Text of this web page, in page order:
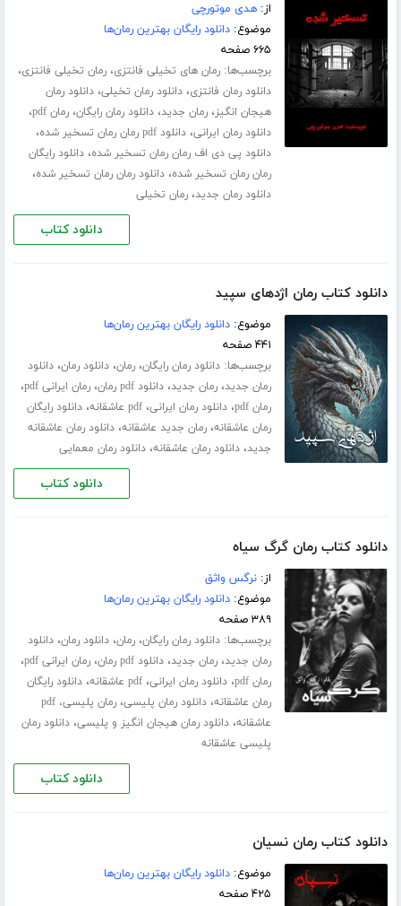
از:هدی موتورچی
موضوع:دانلود رایگان بهترین رمان‌ها
۶۶۵ صفحه
برچسب‌ها:رمان های تخیلی فانتزی،رمان تخیلی فانتزی،
دانلود رمان فانتزی،دانلود رمان تخیلی،دانلود رمان
هیجان انگیز،رمان جدید،دانلود رمان رایگان،رمان pdf ،
دانلود رمان ایرانی،دانلود pdf رمان رمان تسخیر شده ،
دانلود پی دی اف رمان رمان تسخیر شده،دانلود رایگان
رمان رمان تسخیر شده،دانلود رمان رمان تسخیر شده،
دانلود رمان جدید،رمان تخیلی
دانلود کتاب
دانلود کتاب رمان اژدهای سپید
موضوع:دانلود رایگان بهترین رمان‌ها
۴۴۱ صفحه
برچسب‌ها:دانلود رمان رایگان،رمان،دانلود رمان،دانلود
رمان جدید،رمان جدید،دانلود pdf رمان ،رمان ایرانی pdf ،
رمان pdf ،دانلود رمان ایرانی،pdf عاشقانه ،دانلود رایگان
رمان عاشقانه،رمان جدید عاشقانه،دانلود رمان عاشقانه
جدید،دانلود رمان عاشقانه،دانلود رمان معمایی
دانلود کتاب
دانلود کتاب رمان گرگ سیاه
از:نرگس واثق
موضوع:دانلود رایگان بهترین رمان‌ها
۳۸۹ صفحه
برچسب‌ها:دانلود رمان رایگان،رمان،دانلود رمان،دانلود
رمان جدید،رمان جدید،دانلود pdf رمان ،رمان ایرانی pdf ،
رمان pdf ،دانلود رمان ایرانی،pdf عاشقانه ،دانلود رایگان
رمان عاشقانه،دانلود رمان پلیسی،
رمان پلیسی، pdf
عاشقانه،دانلود رمان هیجان انگیز و پلیسی،دانلود رمان
پلیسی عاشقانه
دانلود کتاب
دانلود کتاب رمان نسیان
موضوع:دانلود رایگان بهترین رمان‌ها
۴۲۵ صفحه